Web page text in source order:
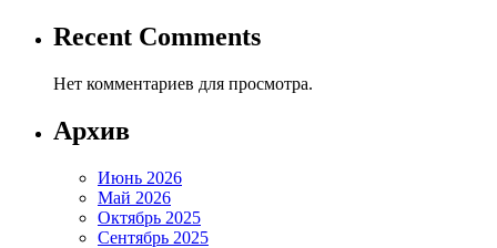
Recent Comments
Нет комментариев для просмотра.
Архив
Июнь 2026
Май 2026
Октябрь 2025
Сентябрь 2025